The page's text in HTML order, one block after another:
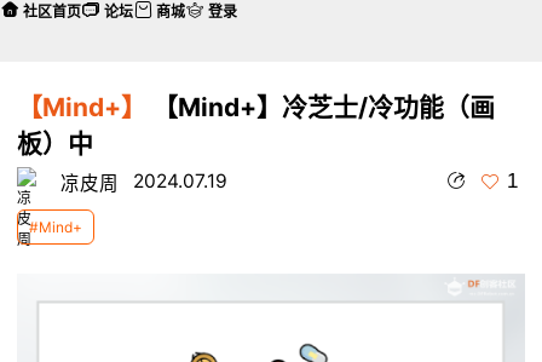
【Mind+】
【Mind+】冷芝士/冷功能（画
板）中
凉皮周 2024.07.19 1
#Mind+
社区首页 论坛 商城 登录